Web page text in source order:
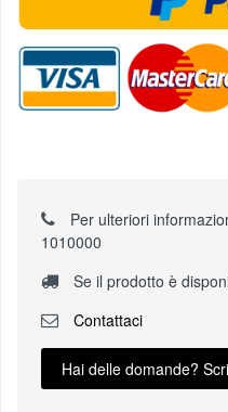
Per ulteriori
1010000
Se il prodotto è
Contattaci
Hai delle domande?